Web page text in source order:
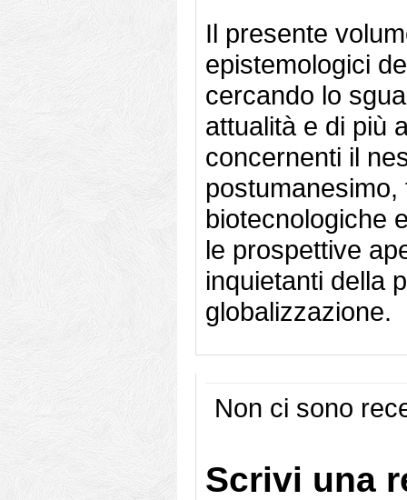
Il presente
epistemologici
cercando lo
attualità e di più
concernenti il
biotecnologiche
le prospettive
inquietanti della
globalizzazione.
Non ci sono
Scrivi una